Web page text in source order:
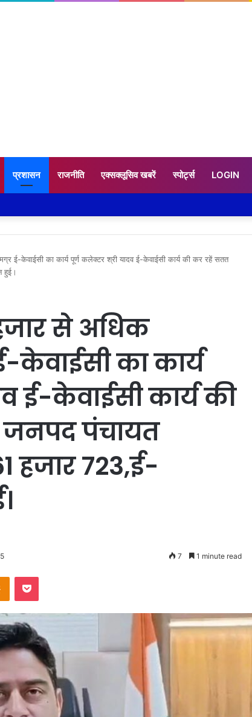
प्रशासन राजनीति एक्सक्लूसिव खबरें स्पोर्ट्स LOGIN
ई-केवाईसी का कार्य पूर्ण कलेक्टर श्री यादव ई-केवाईसी कार्य की कर रहें सतत
हुई।
से अधिक
केवाईसी का कार्य
ई-केवाईसी कार्य की
जनपद पंचायत
हजार 723,ई-
7 1 minute read